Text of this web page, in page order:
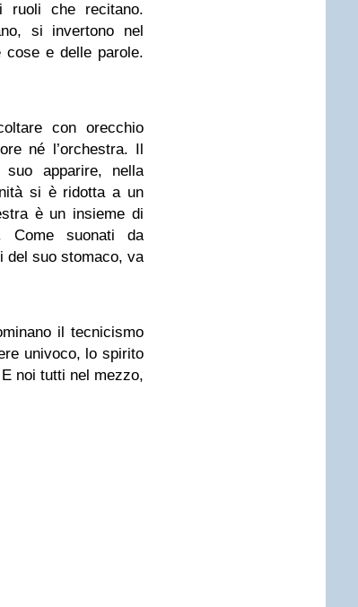
ruoli che recitano.
si invertono nel
cose e delle parole.
con orecchio
né l’orchestra. Il
apparire, nella
si è ridotta a un
è un insieme di
Come suonati da
del suo stomaco, va
il tecnicismo
univoco, lo spirito
noi tutti nel mezzo,